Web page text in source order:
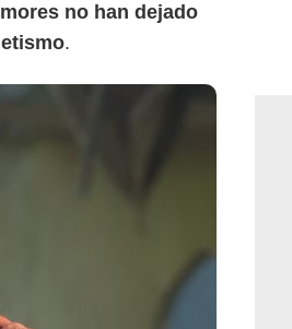
no han dejado
.